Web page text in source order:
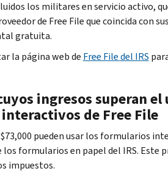
los militares en servicio activo,
de Free Fileque coincida con
gratuita.
la página web de Free Filedel IRS
ingresos superan el
de Free File
pueden usar los formularios
formularios en papel del IRS. Este
impuestos.